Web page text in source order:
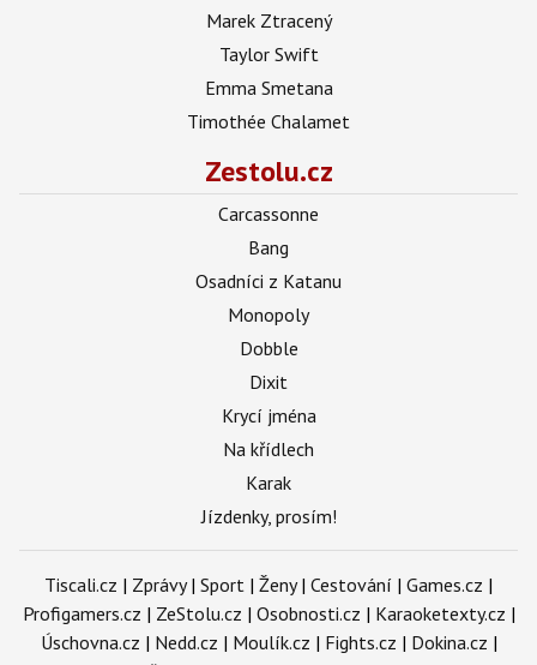
Marek Ztracený
Taylor Swift
Emma Smetana
Timothée Chalamet
Zestolu.cz
Carcassonne
Bang
Osadníci z Katanu
Monopoly
Dobble
Dixit
Krycí jména
Na křídlech
Karak
Jízdenky, prosím!
Tiscali.cz | Zprávy| Sport | Ženy| Cestování | Games.cz |
Profigamers.cz | ZeStolu.cz | Osobnosti.cz | Karaoketexty.cz |
Úschovna.cz | Nedd.cz | Moulík.cz | Fights.cz | Dokina.cz |